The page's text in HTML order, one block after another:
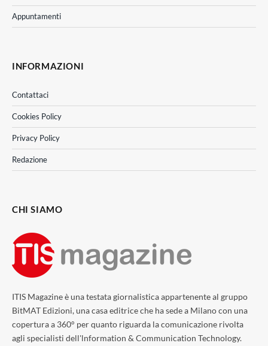
Appuntamenti
INFORMAZIONI
Contattaci
Cookies Policy
Privacy Policy
Redazione
CHI SIAMO
ITIS Magazine è una testata giornalistica appartenente al gruppo
BitMAT Edizioni, una casa editrice che ha sede a Milano con una
copertura a 360° per quanto riguarda la comunicazione rivolta
agli specialisti dell'lnformation & Communication Technology.